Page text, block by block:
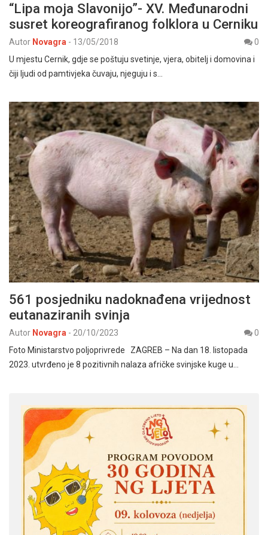
“Lipa moja Slavonijo”- XV. Međunarodni
susret koreografiranog folklora u Cerniku
Autor Novagra - 13/05/2018
0
U mjestu Cernik, gdje se poštuju svetinje, vjera, obitelj i domovina i
čiji ljudi od pamtivjeka čuvaju, njeguju i s…
561 posjedniku nadoknađena vrijednost
eutanaziranih svinja
Autor Novagra - 20/10/2023
0
Foto Ministarstvo poljoprivrede ZAGREB – Na dan 18. listopada
2023. utvrđeno je 8 pozitivnih nalaza afričke svinjske kuge u…